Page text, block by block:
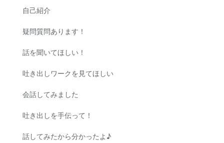
自己紹介
疑問質問あります！
話を聞いてほしい！
吐き出しワークを見てほしい
会話してみました
吐き出しを手伝って！
話してみたから分かったよ♪